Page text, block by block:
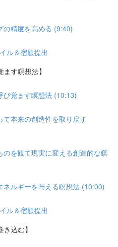
精度を高める (9:40)
ル＆宿題提出
す瞑想法】
覚ます瞑想法 (10:13)
本来の創造性を取り戻す
を観て現実に変える創造的な瞑
ルギーを与える瞑想法 (10:00)
ル＆宿題提出
込む】